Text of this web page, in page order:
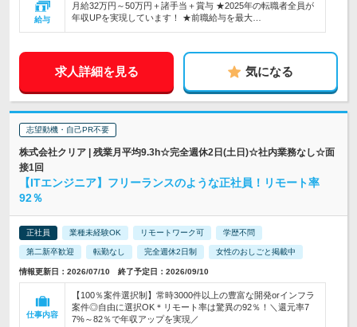
給与
月給32万円～50万円＋諸手当＋賞与 ★2025年の転職者全員が
年収UPを実現しています！ ★前職給与を最大…
求人詳細を見る 気になる
志望動機・自己PR不要
株式会社クリア | 残業月平均9.3h☆完全週休2日(土日)☆社内業務なし☆面
接1回
【ITエンジニア】フリーランスのような正社員！リモート率
92％
正社員 業種未経験OK リモートワーク可 学歴不問
第二新卒歓迎 転勤なし 完全週休2日制 女性のおしごと掲載中
情報更新日：2026/07/10 終了予定日：2026/09/10
仕事内容
【100％案件選択制】常時3000件以上の豊富な開発orインフラ
案件◎自由に選択OK＊リモート率は驚異の92％！＼還元率7
7%～82％で年収アップを実現／